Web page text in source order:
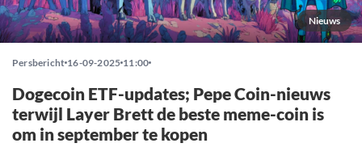
Nieuws
Persbericht 16-09-2025 11:00
Dogecoin ETF-updates; Pepe Coin-nieuws
terwijl Layer Brett de beste meme-coin is
om in september te kopen